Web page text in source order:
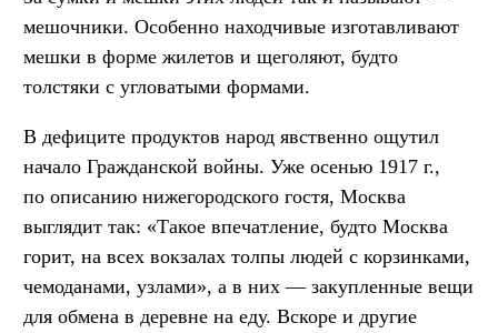
мешочники. Особенно находчивые изготавливают
мешки в форме жилетов и щеголяют, будто
толстяки с угловатыми формами.
В дефиците продуктов народ явственно ощутил
начало Гражданской войны. Уже осенью 1917 г.,
по описанию нижегородского гостя, Москва
выглядит так: «Такое впечатление, будто Москва
горит, на всех вокзалах толпы людей с корзинками,
чемоданами, узлами», а в них — закупленные вещи
для обмена в деревне на еду. Вскоре и другие